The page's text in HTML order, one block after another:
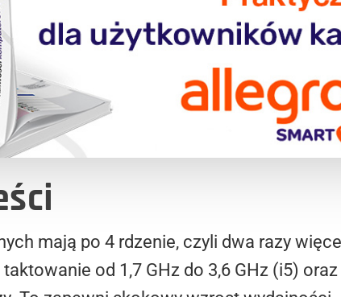
mają po 4 rdzenie, czyli dwa razy
od 1,7 GHz do 3,6 GHz (i5) oraz